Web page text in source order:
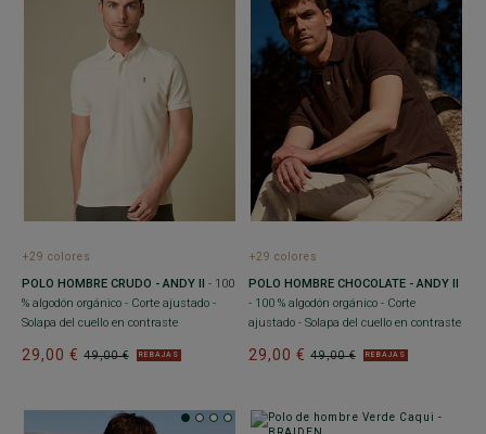
+29 colores
POLO HOMBRE CRUDO - ANDY II - 100
% algodón orgánico - Corte ajustado -
Solapa del cuello en contraste
49,00 €
29,00 € REBAJAS
+29 colores
POLO HOMBRE CHOCOLATE - ANDY II
- 100 % algodón orgánico - Corte
ajustado - Solapa del cuello en contraste
49,00 €
29,00 € REBAJAS